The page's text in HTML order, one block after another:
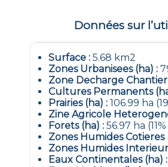
Données sur
Surface : 5.68 km2
Zones Urbanisees (ha) :
Zone Decharge Chantier
Cultures Permanents
Prairies (ha) : 106.99 ha
Zine Agricole
Forets (ha) : 56.97 ha
Zones Humides Cotieres
Zones Humides
Eaux Continentales (ha) :